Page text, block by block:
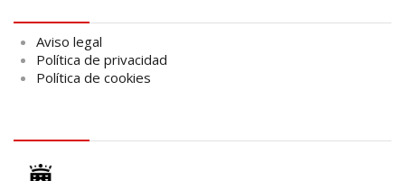
Aviso legal
Política de privacidad
Política de cookies